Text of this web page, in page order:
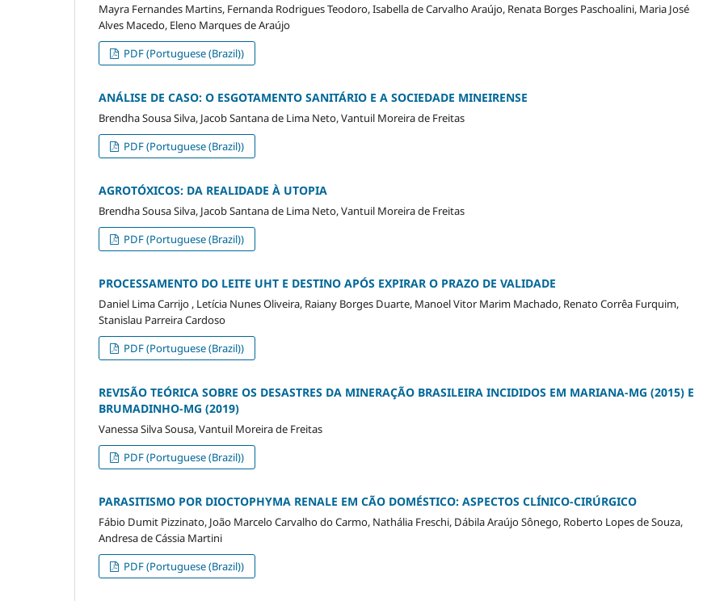
Mayra Fernandes Martins, Fernanda Rodrigues Teodoro, Isabella de Carvalho Araújo, Renata Borges Paschoalini, Maria José
Alves Macedo, Eleno Marques de Araújo
PDF (Portuguese (Brazil))
ANÁLISE DE CASO: O ESGOTAMENTO SANITÁRIO E A SOCIEDADE MINEIRENSE
Brendha Sousa Silva, Jacob Santana de Lima Neto, Vantuil Moreira de Freitas
PDF (Portuguese (Brazil))
AGROTÓXICOS: DA REALIDADE À UTOPIA
Brendha Sousa Silva, Jacob Santana de Lima Neto, Vantuil Moreira de Freitas
PDF (Portuguese (Brazil))
PROCESSAMENTO DO LEITE UHT E DESTINO APÓS EXPIRAR O PRAZO DE VALIDADE
Daniel Lima Carrijo , Letícia Nunes Oliveira, Raiany Borges Duarte, Manoel Vitor Marim Machado, Renato Corrêa Furquim,
Stanislau Parreira Cardoso
PDF (Portuguese (Brazil))
REVISÃO TEÓRICA SOBRE OS DESASTRES DA MINERAÇÃO BRASILEIRA INCIDIDOS EM MARIANA-MG (2015) E
BRUMADINHO-MG (2019)
Vanessa Silva Sousa, Vantuil Moreira de Freitas
PDF (Portuguese (Brazil))
PARASITISMO POR DIOCTOPHYMA RENALE EM CÃO DOMÉSTICO: ASPECTOS CLÍNICO-CIRÚRGICO
Fábio Dumit Pizzinato, João Marcelo Carvalho do Carmo, Nathália Freschi, Dábila Araújo Sônego, Roberto Lopes de Souza,
Andresa de Cássia Martini
PDF (Portuguese (Brazil))